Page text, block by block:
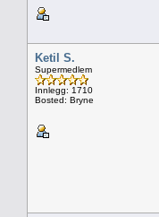
Ketil S.
Supermedlem
Innlegg: 1710
Bosted: Bryne